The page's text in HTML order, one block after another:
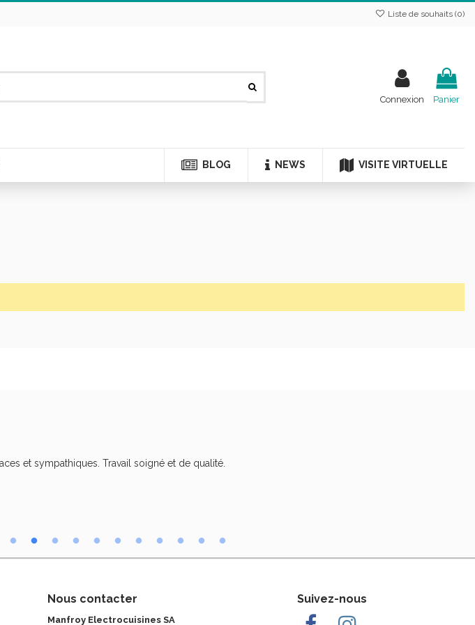
Liste de souhaits (0)
Connexion Panier
VISITE VIRTUELLE
NEWS
BLOG
et sympathiques. Travail soigné et de qualité.
Nous contacter
Manfroy Electrocuisines SA
Suivez-nous